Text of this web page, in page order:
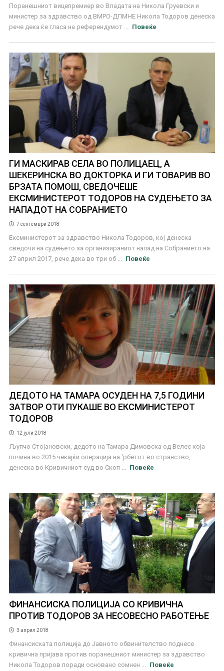
Поранешниот вицепремиер во Владата на Никола Груевски и
министер за здравство од ВМРО-ДПМНЕ Никола Тодоров денеска
рече дека ќе гласа на референдумот ...
Повеќе
ГИ МАСКИРАВ СЕЛА ВО ПОЛИЦАЕЦ, А
ШЕКЕРИНСКА ВО ДОКТОРКА И ГИ ТОВАРИВ ВО
БРЗАТА ПОМОШ, СВЕДОЧЕШЕ
ЕКСМИНИСТЕРОТ ТОДОРОВ НА СУДЕЊЕТО ЗА
НАПАДОТ НА СОБРАНИЕТО
7 септември 2018
Ексминистерот за здравство Никола Тодоров, кој денеска
сведочи на судењето за организираниот напад на Собранието на
27 април 2017, рече дека во три об ...
Повеќе
ДЕДОТО НА ТАМАРА ОСУДЕН НА 7,5 ГОДИНИ
ЗАТВОР ОТИ ПУКАШЕ ВО ЕКСМИНИСТЕРОТ
ТОДОРОВ
12 јули 2018
Љупчо Стојановски, дедото на Тамара Димовска од Велес која
почина во 2015 чекајќи операција на 'рбетот во странство,
денеска во Кривичниот суд во Скоп ...
Повеќе
ФИНАНСИСКА ПОЛИЦИЈА СО КРИВИЧНА
ПРОТИВ ТОДОРОВ ЗА НЕСОВЕСНО РАБОТЕЊЕ
3 април 2018
Финансиската полиција до Јавното обвинителство поднесе
кривична пријава против поранешниот министер за здравство
Никола Тодоров поради основано сомнен ...
Повеќе